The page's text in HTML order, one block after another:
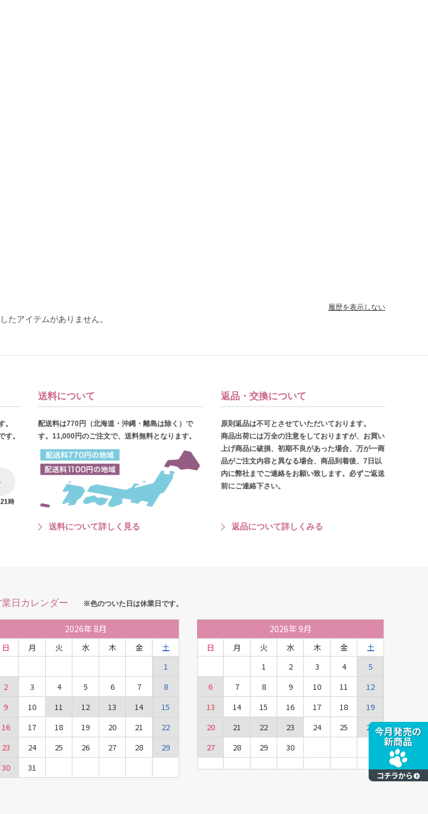
たアイテムがありません。
履歴を表示しない
。
す。
送料について
配送料は770円（北海道・沖縄・離島は除く）で
す。11,000円のご注文で、送料無料となります。
送料について詳しく見る
返品・交換について
原則返品は不可とさせていただいております。
商品出荷には万全の注意をしておりますが、お買い
上げ商品に破損、初期不良があった場合、万が一商
品がご注文内容と異なる場合、商品到着後、7日以
内に弊社までご連絡をお願い致します。必ずご返送
前にご連絡下さい。
返品について詳しくみる
業日カレンダー ※色のついた日は休業日です。
2026年 8月
日 月 火 水 木 金
土
1
2
3 4 5 6 7
8
9
10 11 12 13 14
15
16
17 18 19 20 21
22
23
24 25 26 27 28
29
30
31
2026年 9月
日 月 火 水 木 金
土
1
2 3 4
5
6
7 8 9 10 11
12
13
14 15 16 17 18
19
20
21 22 23 24 25
26
27
28 29 30